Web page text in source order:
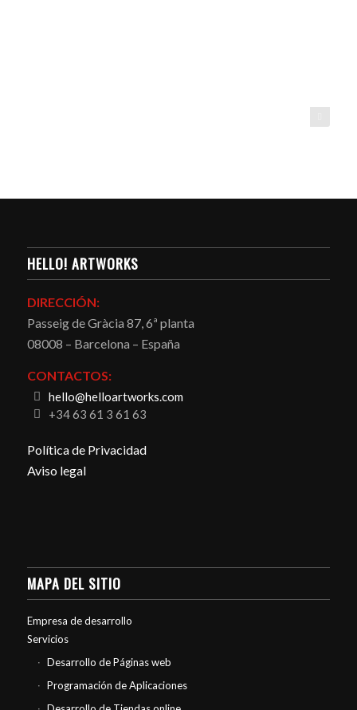
HELLO! ARTWORKS
DIRECCIÓN:
Passeig de Gràcia 87, 6ª planta
08008 – Barcelona – España
CONTACTOS:
hello@helloartworks.com
+34 63 61 3 61 63
Política de Privacidad
Aviso legal
MAPA DEL SITIO
Empresa de desarrollo
Servicios
Desarrollo de Páginas web
Programación de Aplicaciones